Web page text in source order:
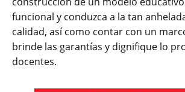
funcional y conduzca a la tan
calidad, así como contar con un
brinde las garantías y dignifique lo
docentes.